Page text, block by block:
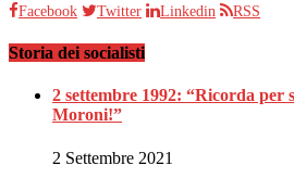
Facebook Twitter Linkedin RSS
Storia dei socialisti
2 settembre 1992: “Ricorda per
Moroni!”
2 Settembre 2021